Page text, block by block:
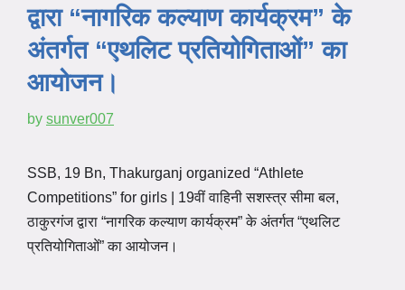
द्वारा “नागरिक कल्याण कार्यक्रम” के
अंतर्गत “एथलिट प्रतियोगिताओं” का
आयोजन।
by sunver007
SSB, 19 Bn, Thakurganj organized “Athlete
Competitions” for girls | 19वीं वाहिनी सशस्त्र सीमा बल,
ठाकुरगंज द्वारा “नागरिक कल्याण कार्यक्रम” के अंतर्गत “एथलिट
प्रतियोगिताओं” का आयोजन।